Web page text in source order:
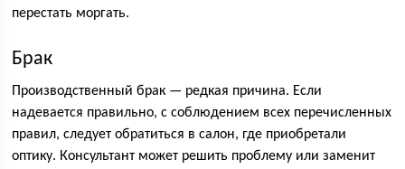
перестать моргать.
Брак
Производственный брак — редкая причина. Если
надевается правильно, с соблюдением всех перечисленных
правил, следует обратиться в салон, где приобретали
оптику. Консультант может решить проблему или заменит